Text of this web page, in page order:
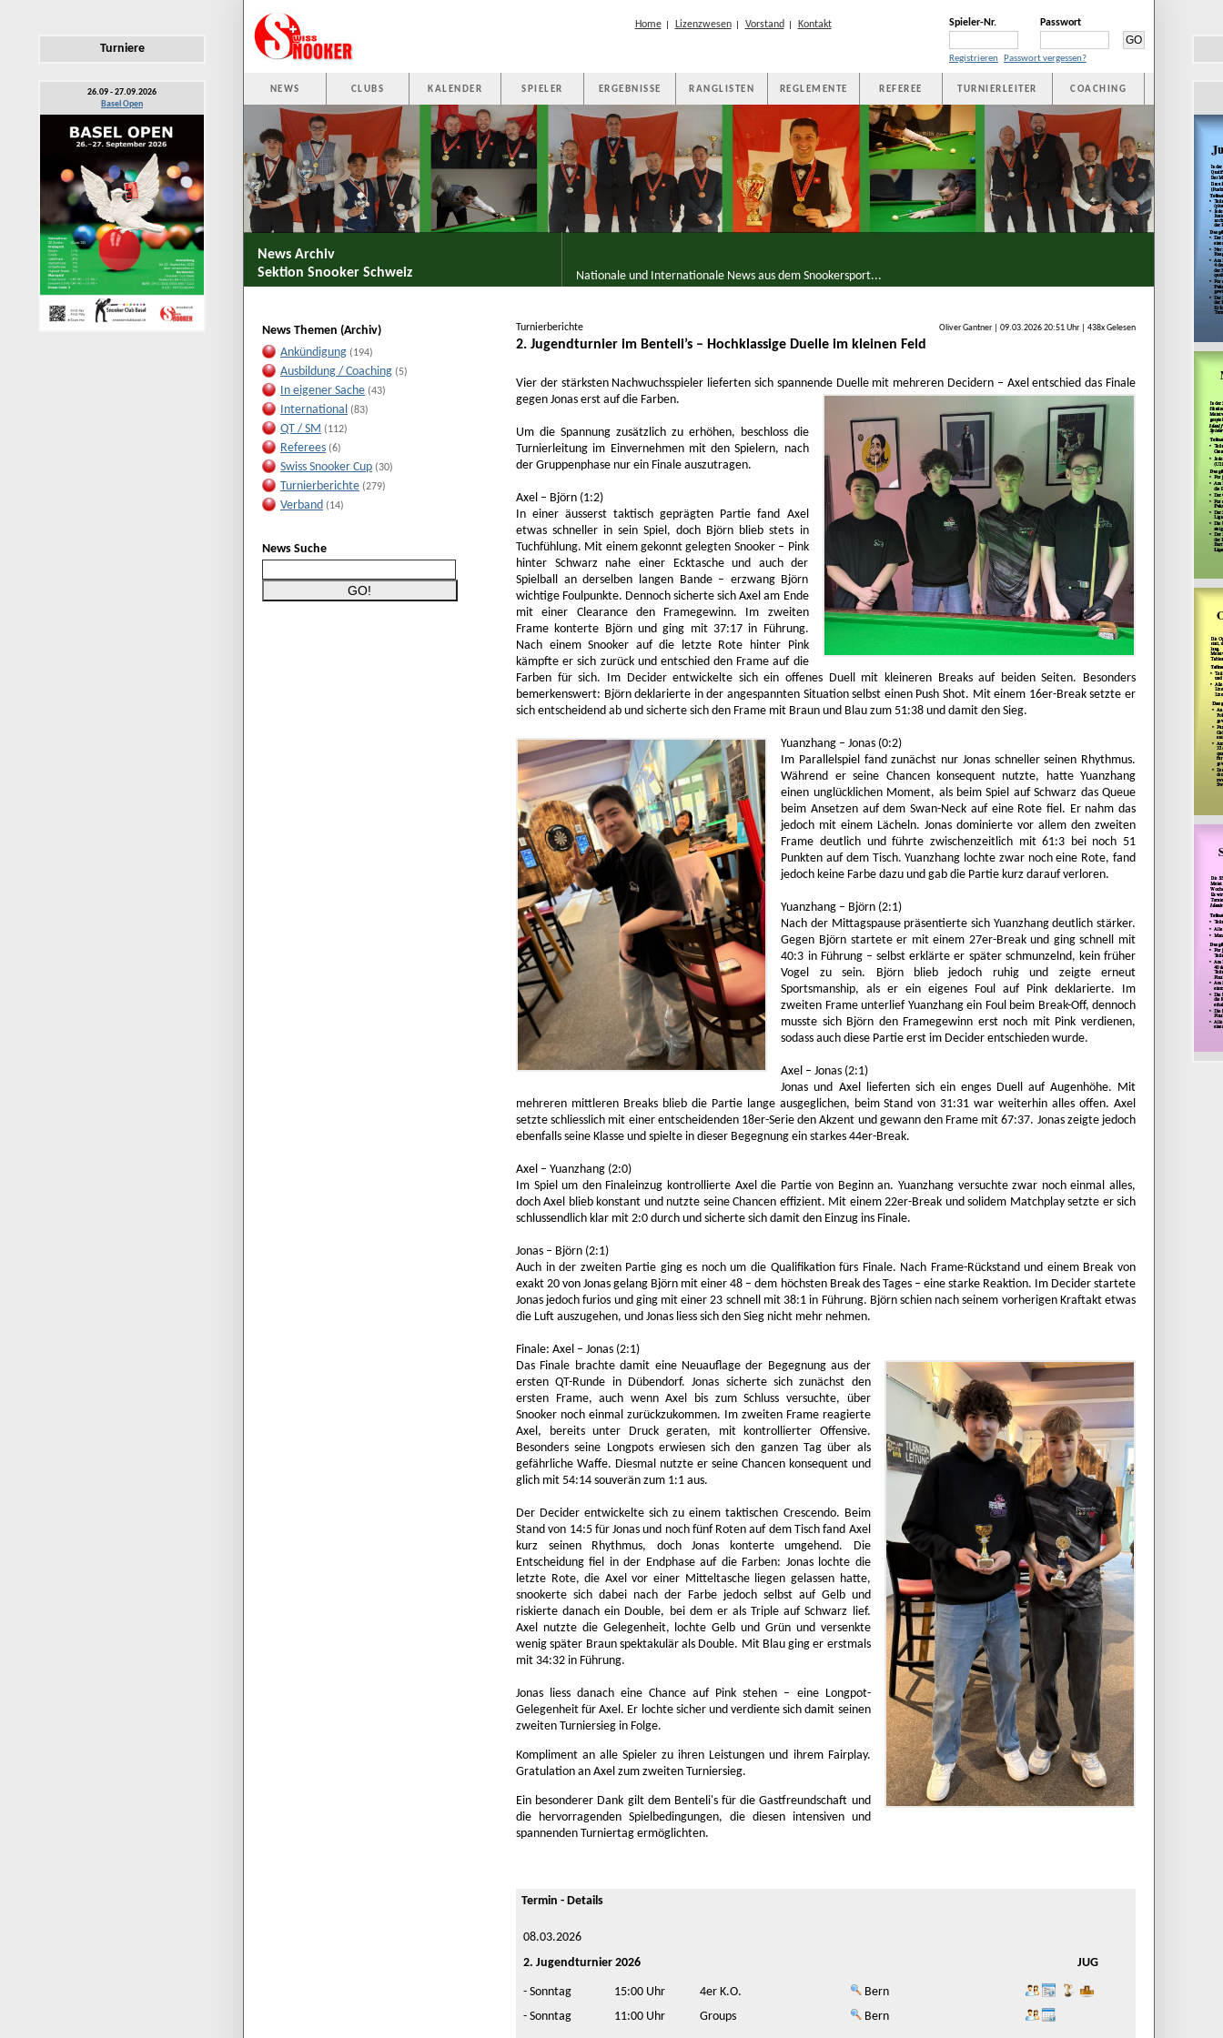
Turniere
26.09 - 27.09.2026
Basel Open
Home| Lizenzwesen| Vorstand Kontakt Spieler-Nr. Passwort
Registrieren Passwort vergessen?
NEWS CLUBS KALENDER SPIELER ERGEBNISSE RANGLISTEN REGLEMENTE REFEREE TURNIERLEITER COACHING
News Archiv
Sektion Snooker Schweiz
Nationale und Internationale News aus dem Snookersport...
News Themen (Archiv)
Ankündigung (194)
Ausbildung / Coaching (5)
In eigener Sache (43)
International (83)
QT / SM (112)
Referees (6)
Swiss Snooker Cup (30)
Turnierberichte (279)
Verband (14)
News Suche
Turnierberichte Oliver Gantner | 09.03.2026 20:51 Uhr | 438x Gelesen
2. Jugendturnier im Benteli’s – Hochklassige Duelle im kleinen Feld
Vier der stärksten Nachwuchsspieler lieferten sich spannende Duelle mit mehreren Decidern – Axel entschied das Finale
gegen Jonas erst auf die Farben.
Um die Spannung zusätzlich zu erhöhen, beschloss die
Turnierleitung im Einvernehmen mit den Spielern, nach
der Gruppenphase nur ein Finale auszutragen.
Axel – Björn (1:2)
In einer äusserst taktisch geprägten Partie fand Axel
etwas schneller in sein Spiel, doch Björn blieb stets in
Tuchfühlung. Mit einem gekonnt gelegten Snooker – Pink
hinter Schwarz nahe einer Ecktasche und auch der
Spielball an derselben langen Bande – erzwang Björn
wichtige Foulpunkte. Dennoch sicherte sich Axel am Ende
mit einer Clearance den Framegewinn. Im zweiten
Frame konterte Björn und ging mit 37:17 in Führung.
Nach einem Snooker auf die letzte Rote hinter Pink
kämpfte er sich zurück und entschied den Frame auf die
Farben für sich. Im Decider entwickelte sich ein offenes Duell mit kleineren Breaks auf beiden Seiten. Besonders
bemerkenswert: Björn deklarierte in der angespannten Situation selbst einen Push Shot. Mit einem 16er-Break setzte er
sich entscheidend ab und sicherte sich den Frame mit Braun und Blau zum 51:38 und damit den Sieg.
Yuanzhang – Jonas (0:2)
Im Parallelspiel fand zunächst nur Jonas schneller seinen Rhythmus.
Während er seine Chancen konsequent nutzte, hatte Yuanzhang
einen unglücklichen Moment, als beim Spiel auf Schwarz das Queue
beim Ansetzen auf dem Swan-Neck auf eine Rote fiel. Er nahm das
jedoch mit einem Lächeln. Jonas dominierte vor allem den zweiten
Frame deutlich und führte zwischenzeitlich mit 61:3 bei noch 51
Punkten auf dem Tisch. Yuanzhang lochte zwar noch eine Rote, fand
jedoch keine Farbe dazu und gab die Partie kurz darauf verloren.
Yuanzhang – Björn (2:1)
Nach der Mittagspause präsentierte sich Yuanzhang deutlich stärker.
Gegen Björn startete er mit einem 27er-Break und ging schnell mit
40:3 in Führung – selbst erklärte er später schmunzelnd, kein früher
Vogel zu sein. Björn blieb jedoch ruhig und zeigte erneut
Sportsmanship, als er ein eigenes Foul auf Pink deklarierte. Im
zweiten Frame unterlief Yuanzhang ein Foul beim Break-Off, dennoch
musste sich Björn den Framegewinn erst noch mit Pink verdienen,
sodass auch diese Partie erst im Decider entschieden wurde.
Axel – Jonas (2:1)
Jonas und Axel lieferten sich ein enges Duell auf Augenhöhe. Mit
mehreren mittleren Breaks blieb die Partie lange ausgeglichen, beim Stand von 31:31 war weiterhin alles offen. Axel
setzte schliesslich mit einer entscheidenden 18er-Serie den Akzent und gewann den Frame mit 67:37. Jonas zeigte jedoch
ebenfalls seine Klasse und spielte in dieser Begegnung ein starkes 44er-Break.
Axel – Yuanzhang (2:0)
Im Spiel um den Finaleinzug kontrollierte Axel die Partie von Beginn an. Yuanzhang versuchte zwar noch einmal alles,
doch Axel blieb konstant und nutzte seine Chancen effizient. Mit einem 22er-Break und solidem Matchplay setzte er sich
schlussendlich klar mit 2:0 durch und sicherte sich damit den Einzug ins Finale.
Jonas – Björn (2:1)
Auch in der zweiten Partie ging es noch um die Qualifikation fürs Finale. Nach Frame-Rückstand und einem Break von
exakt 20 von Jonas gelang Björn mit einer 48 – dem höchsten Break des Tages – eine starke Reaktion. Im Decider startete
Jonas jedoch furios und ging mit einer 23 schnell mit 38:1 in Führung. Björn schien nach seinem vorherigen Kraftakt etwas
die Luft auszugehen, und Jonas liess sich den Sieg nicht mehr nehmen.
Finale: Axel – Jonas (2:1)
Das Finale brachte damit eine Neuauflage der Begegnung aus der
ersten QT-Runde in Dübendorf. Jonas sicherte sich zunächst den
ersten Frame, auch wenn Axel bis zum Schluss versuchte, über
Snooker noch einmal zurückzukommen. Im zweiten Frame reagierte
Axel, bereits unter Druck geraten, mit kontrollierter Offensive.
Besonders seine Longpots erwiesen sich den ganzen Tag über als
gefährliche Waffe. Diesmal nutzte er seine Chancen konsequent und
glich mit 54:14 souverän zum 1:1 aus.
Der Decider entwickelte sich zu einem taktischen Crescendo. Beim
Stand von 14:5 für Jonas und noch fünf Roten auf dem Tisch fand Axel
kurz seinen Rhythmus, doch Jonas konterte umgehend. Die
Entscheidung fiel in der Endphase auf die Farben: Jonas lochte die
letzte Rote, die Axel vor einer Mitteltasche liegen gelassen hatte,
snookerte sich dabei nach der Farbe jedoch selbst auf Gelb und
riskierte danach ein Double, bei dem er als Triple auf Schwarz lief.
Axel nutzte die Gelegenheit, lochte Gelb und Grün und versenkte
wenig später Braun spektakulär als Double. Mit Blau ging er erstmals
mit 34:32 in Führung.
Jonas liess danach eine Chance auf Pink stehen – eine Longpot-
Gelegenheit für Axel. Er lochte sicher und verdiente sich damit seinen
zweiten Turniersieg in Folge.
Kompliment an alle Spieler zu ihren Leistungen und ihrem Fairplay.
Gratulation an Axel zum zweiten Turniersieg.
Ein besonderer Dank gilt dem Benteli's für die Gastfreundschaft und
die hervorragenden Spielbedingungen, die diesen intensiven und
spannenden Turniertag ermöglichten.
Termin - Details
08.03.2026
2. Jugendturnier 2026
JUG
- Sonntag 15:00 Uhr 4er K.O.
Bern
- Sonntag
11:00 Uhr Groups Bern